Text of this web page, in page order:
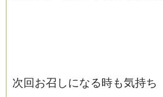
次回お召しになる時も気持ち